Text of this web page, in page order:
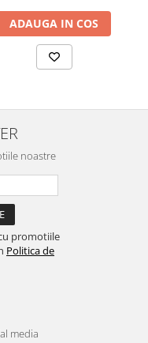
ADAUGA IN COS
noastre
promotiile
Politica de
media